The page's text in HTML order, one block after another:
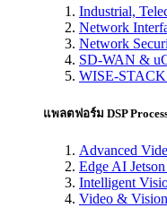
Industrial,
Network
Network
SD-WAN &
WISE-STACK
แพลตฟอร์ม DSP
Advanced
Edge AI
Intelligent
Video &